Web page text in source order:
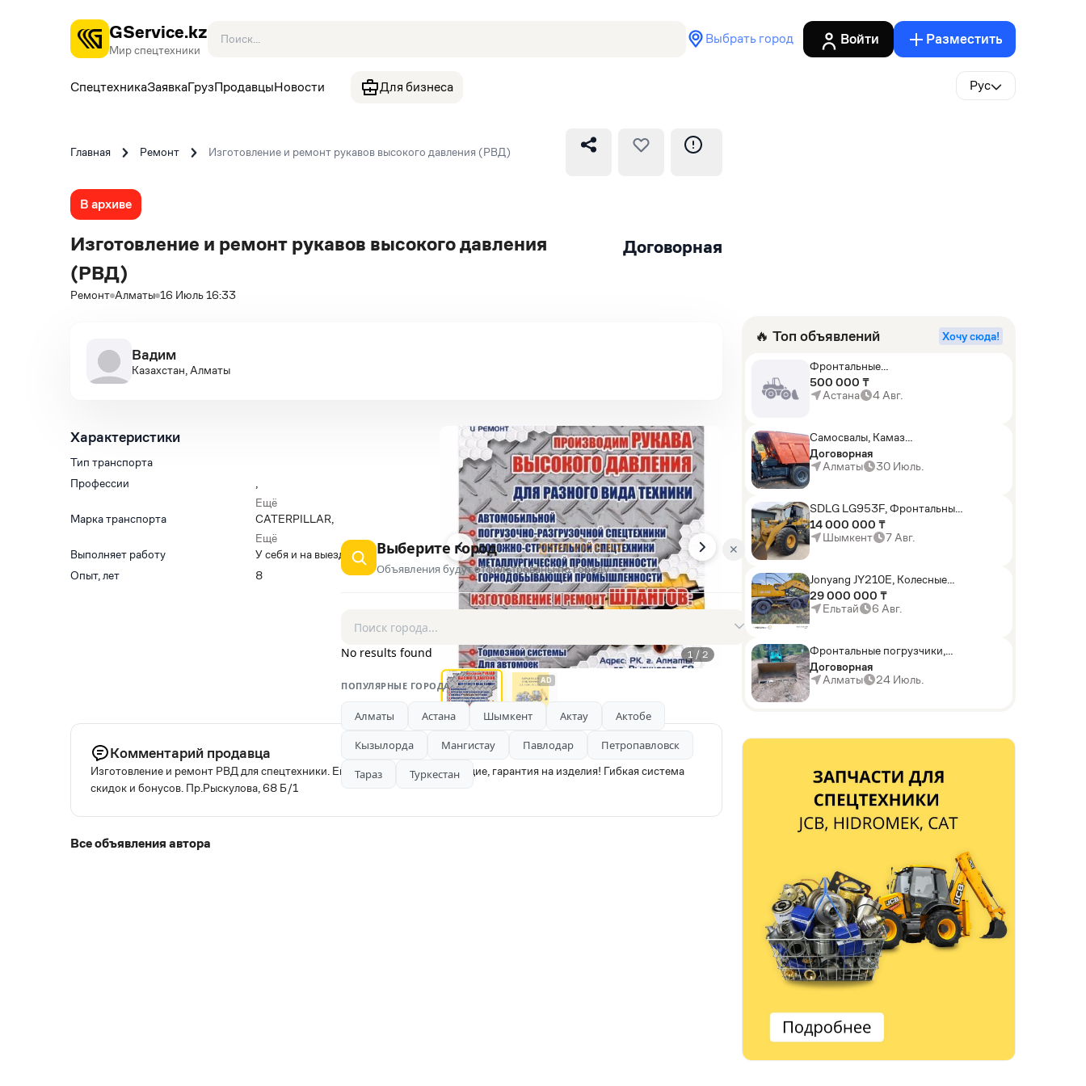
GService.kz
Мир спецтехники
Выбрать город Войти Разместить
СпецтехникаЗаявкаГрузПродавцыНовости Для бизнеса Рус
Главная Ремонт Изготовление и ремонт рукавов высокого давления (РВД)
В архиве
Изготовление и ремонт рукавов высокого давления
(РВД)
Ремонт Алматы 16 Июль 16:33
Договорная
Вадим
Казахстан, Алматы
Характеристики
Тип транспорта
Профессии
,
,
,
,
Ещё
Марка транспорта
CATERPILLAR,
KOMATSU
Ещё
Выполняет работу
У себя и на выезд
Опыт, лет
8
1 / 2
AD
Комментарий продавца
Изготовление и ремонт РВД для спецтехники. Европейские комплектующие, гарантия на изделия! Гибкая система
скидок и бонусов. Пр.Рыскулова, 68 Б/1
Все объявления автора
🔥 Топ объявлений Хочу сюда!
Фронтальные
погрузчики,Экскаваторы-
погрузчики,Мини-
погрузчики,Горные
500 000 ₸
Астана
4 Авг.
Самосвалы, Камаз
АГП-29РТ (шасси
KАМАЗ-43114 6x6)
Договорная
Алматы
30 Июль.
SDLG LG953F, Фронтальные
погрузчики
14 000 000 ₸
Шымкент
7 Авг.
Jonyang JY210E, Колесные
экскаваторы
29 000 000 ₸
Ельтай
6 Авг.
Фронтальные погрузчики,
Sunward ZYJ 320
Договорная
Алматы
24 Июль.
✕
Выберите город
Объявления будут отфильтрованы по городу
No results found
ПОПУЛЯРНЫЕ ГОРОДА
Алматы Астана Шымкент Актау
Актобе
Кызылорда
Мангистау Павлодар
Петропавловск
Тараз
Туркестан